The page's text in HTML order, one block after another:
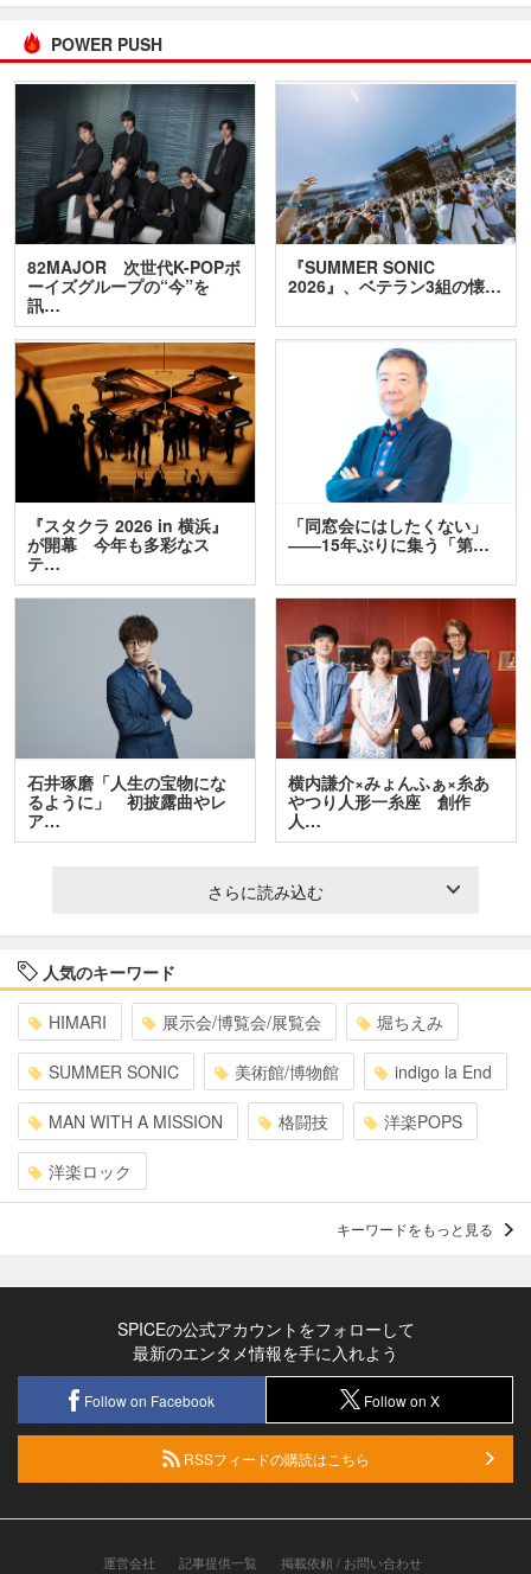
POWER PUSH
82MAJOR 次世代K-POPボ
ーイズグループの“今”を
訊…
『SUMMER SONIC
2026』、ベテラン3組の懐…
『スタクラ 2026 in 横浜』
が開幕 今年も多彩なス
テ…
「同窓会にはしたくない」
――15年ぶりに集う「第…
石井琢磨「人生の宝物にな
るように」 初披露曲やレ
ア…
横内謙介×みょんふぁ×糸あ
やつり人形一糸座 創作
人…
さらに読み込む
人気のキーワード
HIMARI 展示会/博覧会/展覧会 堀ちえみ
SUMMER SONIC 美術館/博物館 indigo la End
MAN WITH A MISSION 格闘技 洋楽POPS
洋楽ロック
キーワードをもっと見る
SPICEの公式アカウントをフォローして
最新のエンタメ情報を手に入れよう
Follow on Facebook Follow on X
RSSフィードの購読はこちら
運営会社 記事提供一覧 掲載依頼 / お問い合わせ